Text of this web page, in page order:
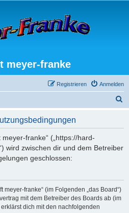
meyer-franke
Anmelden
Registrieren
franke“ („https://hard-
wird zwischen dir und dem Betreiber
geschlossen:
meyer-franke“ (im Folgenden „das Board“)
mit dem Betreiber des Boards ab (im
erklärst dich mit den nachfolgenden